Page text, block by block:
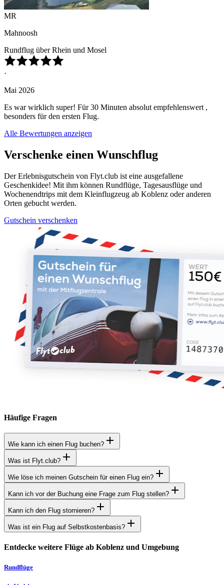
MR
Mahnoosh
Rundflug über Rhein und Mosel
·
Mai 2026
Es war wirklich super! Für 30 Minuten absolut empfehlenswert ,
besonders für den ersten Flug.
Alle Bewertungen anzeigen
Verschenke einen Wunschflug
Der Erlebnisgutschein von Flyt.club ist eine ausgefallene
Geschenkidee! Mit ihm können Rundflüge, Tagesausflüge und
Wochenendtrips mit dem Kleinflugzeug ab Koblenz oder anderen
Orten gebucht werden.
Gutschein verschenken
Häufige Fragen
Wie kann ich einen Flug buchen?
Was ist Flyt.club?
Wie löse ich meinen Gutschein für einen Flug ein?
Kann ich vor der Buchung eine Frage zum Flug stellen?
Kann ich den Flug stornieren?
Was ist ein Flug auf Selbstkostenbasis?
Entdecke weitere Flüge ab Koblenz und Umgebung
Rundflüge